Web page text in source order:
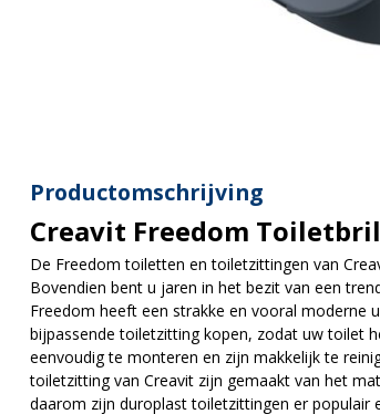
Productomschrijving
Creavit Freedom
De Freedom toiletten en toiletzittingen van
Bovendien bent u jaren in het bezit van een
Freedom heeft een strakke en vooral moderne
bijpassende toiletzitting kopen, zodat uw toilet
eenvoudig te monteren en zijn makkelijk te
toiletzitting van Creavit zijn gemaakt van het
daarom zijn duroplast toiletzittingen er populair